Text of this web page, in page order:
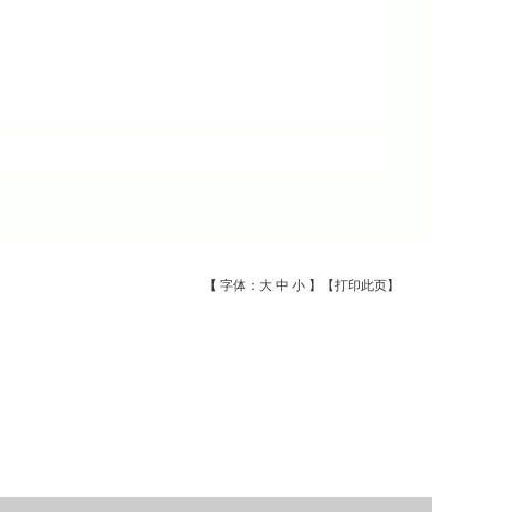
【 字体： 大 中 小】【打印此页】